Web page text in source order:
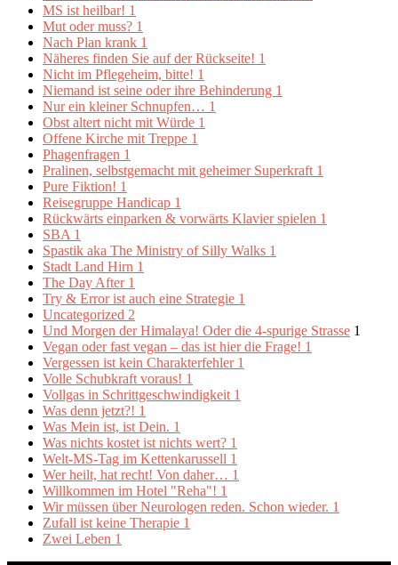
MS ist heilbar! 1
Mut oder muss? 1
Nach Plan krank 1
Näheres finden Sie auf der Rückseite! 1
Nicht im Pflegeheim, bitte! 1
Niemand ist seine oder ihre Behinderung 1
Nur ein kleiner Schnupfen… 1
Obst altert nicht mit Würde 1
Offene Kirche mit Treppe 1
Phagenfragen 1
Pralinen, selbstgemacht mit geheimer Superkraft 1
Pure Fiktion! 1
Reisegruppe Handicap 1
Rückwärts einparken & vorwärts Klavier spielen 1
SBA 1
Spastik aka The Ministry of Silly Walks 1
Stadt Land Hirn 1
The Day After 1
Try & Error ist auch eine Strategie 1
Uncategorized 2
Und Morgen der Himalaya! Oder die 4-spurige Strasse 1
Vegan oder fast vegan – das ist hier die Frage! 1
Vergessen ist kein Charakterfehler 1
Volle Schubkraft voraus! 1
Vollgas in Schrittgeschwindigkeit 1
Was denn jetzt?! 1
Was Mein ist, ist Dein. 1
Was nichts kostet ist nichts wert? 1
Welt-MS-Tag im Kettenkarussell 1
Wer heilt, hat recht! Von daher… 1
Willkommen im Hotel "Reha"! 1
Wir müssen über Neurologen reden. Schon wieder. 1
Zufall ist keine Therapie 1
Zwei Leben 1